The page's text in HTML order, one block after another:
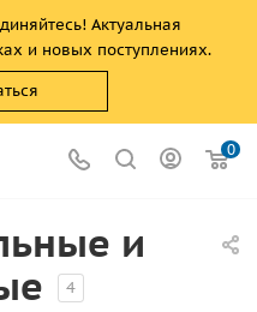
Актуальная
и новых поступлениях.
0
и
4